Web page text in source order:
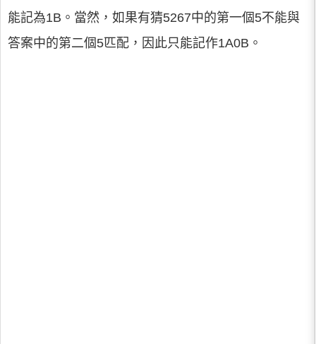
能記為1B。當然，如果有猜5267中的第一個5不能與
答案中的第二個5匹配，因此只能記作1A0B。